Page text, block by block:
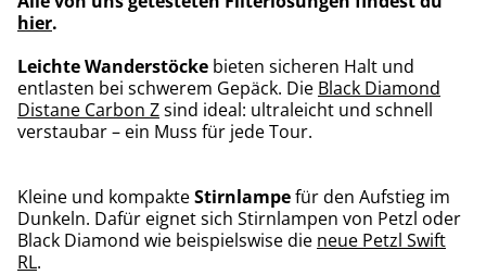
hier.
Leichte Wanderstöcke bieten sicheren Halt und
entlasten bei schwerem Gepäck. Die Black Diamond
Distane Carbon Zsind ideal: ultraleicht und schnell
verstaubar – ein Muss für jede Tour.
Kleine und kompakteStirnlampefür den Aufstieg im
Dunkeln. Dafür eignet sich Stirnlampen von Petzl oder
Black Diamond wie beispielswise die neue Petzl Swift
RL.